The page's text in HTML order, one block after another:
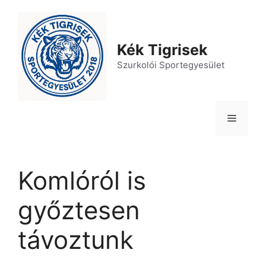
tartalomba
Kék Tigrisek
Szurkolói Sportegyesület
Menü
Komlóról is
győztesen
távoztunk